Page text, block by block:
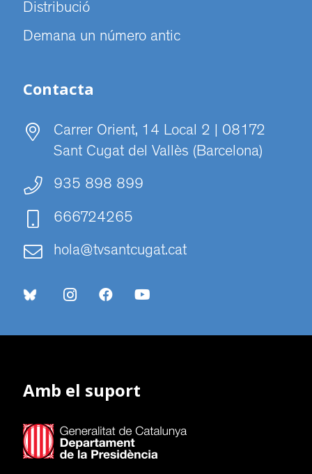
Distribució
Demana un número antic
Contacta
Carrer Orient, 14 Local 2 | 08172
Sant Cugat del Vallès (Barcelona)
935 898 899
666724265
hola@tvsantcugat.cat
Amb el suport